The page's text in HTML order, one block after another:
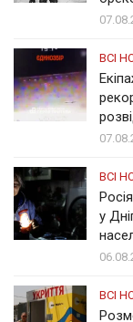
ВСІ
ВСІ
у
ВСІ